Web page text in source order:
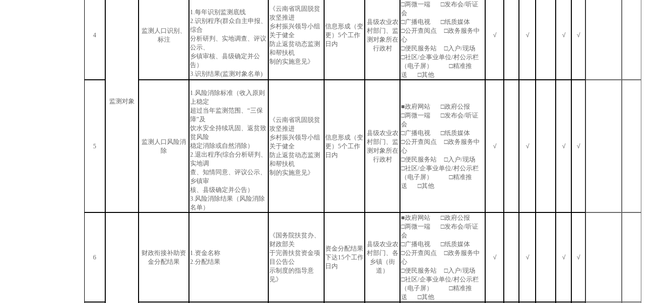
4
监测对象
监测人口识别、
标注
1.每年识别监测底线
2.识别程序(群众自主申报、
综合
分析研判、实地调查、评议
公示、
乡镇审核、县级确定并公
告）
3.识别结果(监测对象名单)
《云南省巩固脱贫
攻坚推进
乡村振兴领导小组
关于健全
防止返贫动态监测
和帮扶机
制的实施意见》
信息形成（变
更）5个工作
日内
县级农业农
村部门、监
测对象所在
行政村
□两微一端 □发布会/听证
会
□广播电视 □纸质媒体
□公开查阅点 □政务服务中
心
□便民服务站 □入户/现场
□社区/企事业单位/村公示栏
（电子屏） □精准推
送 □其他
√ √ √ √
5
监测人口风险消
除
1.风险消除标准（收入原则
上稳定
超过当年监测范围、“三保
障”及
饮水安全持续巩固、返贫致
贫风险
稳定消除或自然消除）
2.退出程序(综合分析研判、
实地调
查、知情同意、评议公示、
乡镇审
核、县级确定并公告）
3.风险消除结果（风险消除
名单）
《云南省巩固脱贫
攻坚推进
乡村振兴领导小组
关于健全
防止返贫动态监测
和帮扶机
制的实施意见》
信息形成（变
更）5个工作
日内
县级农业农
村部门、监
测对象所在
行政村
■政府网站 □政府公报
□两微一端 □发布会/听证
会
□广播电视 □纸质媒体
□公开查阅点 □政务服务中
心
□便民服务站 □入户/现场
□社区/企事业单位/村公示栏
（电子屏） □精准推
送 □其他
√ √ √ √
6
财政衔接补助资
金分配结果
1.资金名称
2.分配结果
《国务院扶贫办、
财政部关
于完善扶贫资金项
目公告公
示制度的指导意
见》
资金分配结果
下达15个工作
日内
县级农业农
村部门、各
乡镇（街
道）
■政府网站 □政府公报
□两微一端 □发布会/听证
会
□广播电视 □纸质媒体
□公开查阅点 □政务服务中
心
□便民服务站 □入户/现场
□社区/企事业单位/村公示栏
（电子屏） □精准推
送 □其他
√ √ √ √